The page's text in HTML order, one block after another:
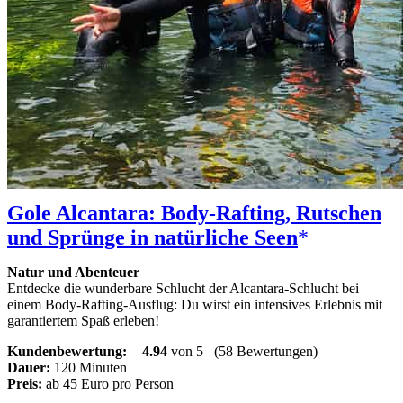
Gole Alcantara: Body-Rafting, Rutschen
und Sprünge in natürliche Seen
Natur und Abenteuer
Entdecke die wunderbare Schlucht der Alcantara-Schlucht bei
einem Body-Rafting-Ausflug: Du wirst ein intensives Erlebnis mit
garantiertem Spaß erleben!
Kundenbewertung:
4.94 von 5 (58 Bewertungen)
Dauer: 120 Minuten
Preis: ab 45 Euro pro Person